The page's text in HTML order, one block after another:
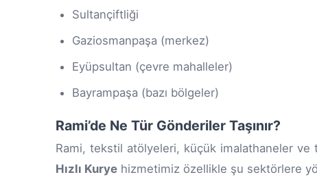
Sultançiftliği
Gaziosmanpaşa (merkez)
Eyüpsultan (çevre mahalleler)
Bayrampaşa (bazı bölgeler)
Rami’de Ne Tür Gönderiler Taşınır?
Rami, tekstil atölyeleri, küçük imalathaneler
Hızlı Kurye hizmetimiz özellikle şu sektörlere